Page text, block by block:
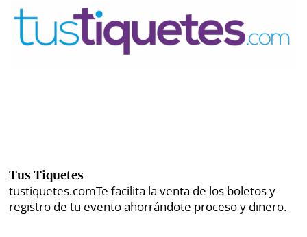
Tus Tiquetes
tustiquetes.comTe facilita la venta de los boletos y
registro de tu evento ahorrándote proceso y dinero.